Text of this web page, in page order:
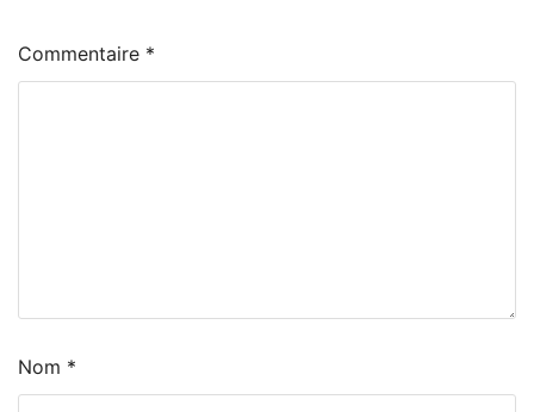
Commentaire *
Nom *